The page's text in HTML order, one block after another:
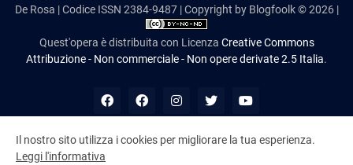
De Rosa | Codice ISSN 2384-9487 | Copyright by Blogfoolk © 2026 |
Quest'opera è distribuita con Licenza Creative Commons
Attribuzione - Non commerciale - Non opere derivate 2.5 Italia.
Il nostro sito utilizza i cookies per migliorare la tua esperienza.
Leggi l'informativa